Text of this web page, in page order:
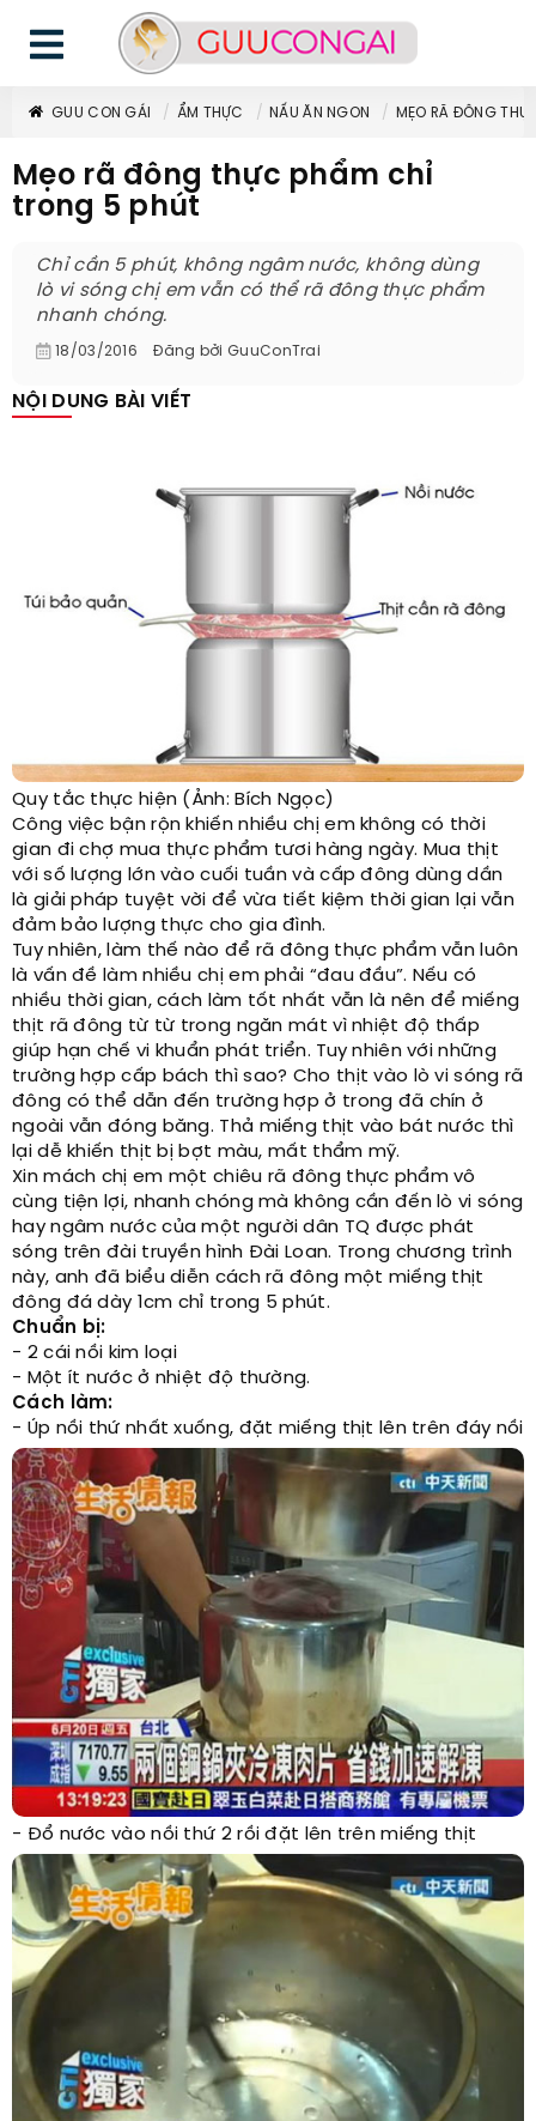
GUU CON GÁI ẨM THỰC NẤU ĂN NGON MẸO RÃ ĐÔNG
Mẹo rã đông thực phẩm chỉ
trong 5 phút
Chỉ cần 5 phút, không ngâm nước, không dùng
lò vi sóng chị em vẫn có thể rã đông thực phẩm
nhanh chóng.
18/03/2016 Đăng bởi GuuConTrai
NỘI DUNG BÀI VIẾT
Quy tắc thực hiện (Ảnh: Bích Ngọc)
Công việc bận rộn khiến nhiều chị em không có thời
gian đi chợ mua thực phẩm tươi hàng ngày. Mua thịt
với số lượng lớn vào cuối tuần và cấp đông dùng dần
là giải pháp tuyệt vời để vừa tiết kiệm thời gian lại vẫn
đảm bảo lượng thực cho gia đình.
Tuy nhiên, làm thế nào để rã đông thực phẩm vẫn luôn
là vấn đề làm nhiều chị em phải “đau đầu”. Nếu có
nhiều thời gian, cách làm tốt nhất vẫn là nên để miếng
thịt rã đông từ từ trong ngăn mát vì nhiệt độ thấp
giúp hạn chế vi khuẩn phát triển. Tuy nhiên với những
trường hợp cấp bách thì sao? Cho thịt vào lò vi sóng rã
đông có thể dẫn đến trường hợp ở trong đã chín ở
ngoài vẫn đóng băng. Thả miếng thịt vào bát nước thì
lại dễ khiến thịt bị bợt màu, mất thẩm mỹ.
Xin mách chị em một chiêu rã đông thực phẩm vô
cùng tiện lợi, nhanh chóng mà không cần đến lò vi sóng
hay ngâm nước của một người dân TQ được phát
sóng trên đài truyền hình Đài Loan. Trong chương trình
này, anh đã biểu diễn cách rã đông một miếng thịt
đông đá dày 1cm chỉ trong 5 phút.
Chuẩn bị:
- 2 cái nồi kim loại
- Một ít nước ở nhiệt độ thường.
Cách làm:
- Úp nồi thứ nhất xuống, đặt miếng thịt lên trên đáy nồi
- Đổ nước vào nồi thứ 2 rồi đặt lên trên miếng thịt